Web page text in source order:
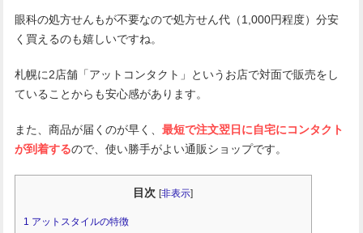
眼科の処方せんもが不要なので処方せん代（1,000円程度）分安
く買えるのも嬉しいですね。
札幌に2店舗「アットコンタクト」というお店で対面で販売をし
ていることからも安心感があります。
また、商品が届くのが早く、 最短で注文翌日に自宅にコンタクト
が到着するので、使い勝手がよい通販ショップです。
目次 [非表示]
1 アットスタイルの特徴